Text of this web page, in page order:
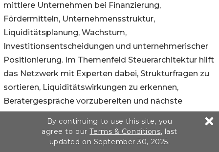
mittlere Unternehmen bei Finanzierung,
Fördermitteln, Unternehmensstruktur,
Liquiditätsplanung, Wachstum,
Investitionsentscheidungen und unternehmerischer
Positionierung. Im Themenfeld Steuerarchitektur hilft
das Netzwerk mit Experten dabei, Strukturfragen zu
sortieren, Liquiditätswirkungen zu erkennen,
Beratergespräche vorzubereiten und nächste
Pressekontakt
By continuing to use this site, you
agree to ourTerms & Conditions, last
updated on September 30, 2025.